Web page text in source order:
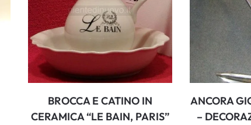
BROCCA E CATINO IN
CERAMICA “LE BAIN, PARIS”
ANCORA
–